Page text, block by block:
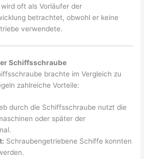
oft als Vorläufer der
betrachtet, obwohl er keine
verwendete.
Schiffsschraube
brachte im Vergleich zu
zahlreiche Vorteile:
durch die Schiffsschraube nutzt die
oder später der
Schraubengetriebene Schiffe konnten